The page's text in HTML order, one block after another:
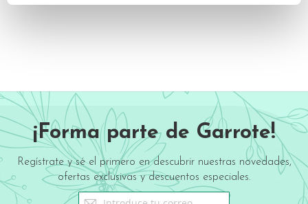
¡Forma parte de Garrote!
Regístrate y sé el primero en descubrir nuestras novedades,
ofertas exclusivas y descuentos especiales.
Sign